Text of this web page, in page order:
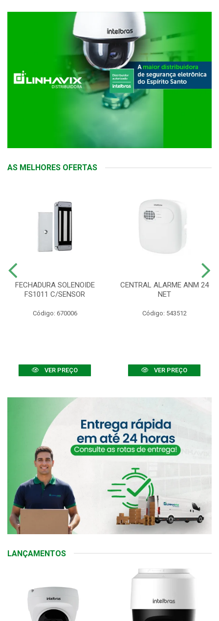
AS MELHORES OFERTAS
FECHADURA SOLENOIDE
FS1011 C/SENSOR
Código: 670006
VER PREÇO
CENTRAL ALARME ANM 24
NET
Código: 543512
VER PREÇO
LANÇAMENTOS